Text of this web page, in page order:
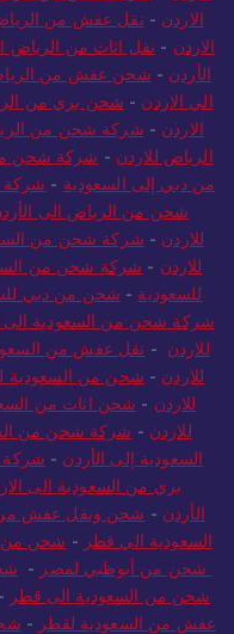
الاردن-شركة شحن من الرياض
الاردن- نقل عفش من
الاردن - نقل اثاث من الرياض
الأردن -شحن عفش من
الي الاردن- شحن بري من
الاردن
-شركة شحن من
الرياض للاردن-شركة شحن من
من دبي إلى السعودية -
شحن من الرياض الى
للاردن - شركة شحن من
للاردن-شركة شحن من
للسعودية -شحن من دبي
شركة شحن من السعودية الى
للاردن- نقل عفش من
للاردن-شحن من السعودية
للاردن - شحن اثاث من
للاردن -شركة شحن من
السعودية إلى الأردن-شركة
بري من السعودية الى
الأردن - شحن ونقل عفش من
السعودية الي قطر
- شحن من
شحن من أبوظبي لمصر-
شحن من السعودية الى قطر